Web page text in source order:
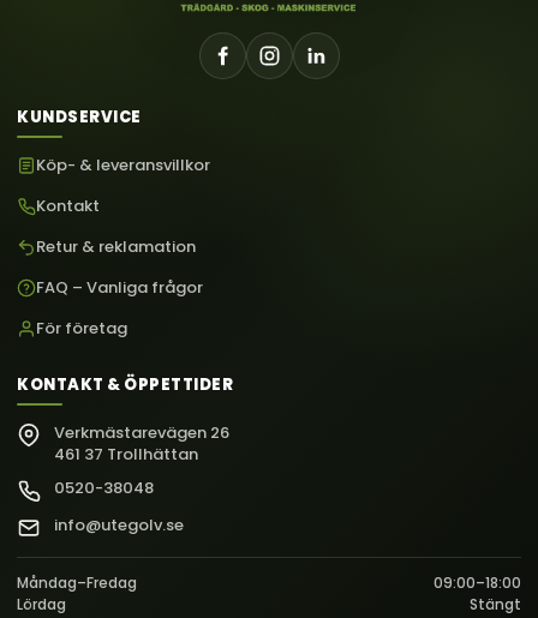
KUNDSERVICE
Köp- & leveransvillkor
Kontakt
Retur & reklamation
FAQ – Vanliga frågor
För företag
KONTAKT & ÖPPETTIDER
Verkmästarevägen 26
461 37 Trollhättan
0520-38048
info@utegolv.se
Måndag–Fredag
09:00–18:00
Lördag
Stängt